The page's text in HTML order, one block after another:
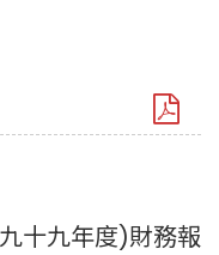
十九年度)財務報